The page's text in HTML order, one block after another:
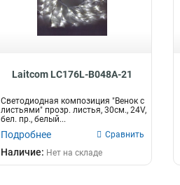
Laitcom LC176L-B048A-21
Светодиодная композиция "Венок с
листьями" прозр. листья, 30см., 24V,
бел. пр., белый...
Подробнее Сравнить
Наличие: Нет на складе